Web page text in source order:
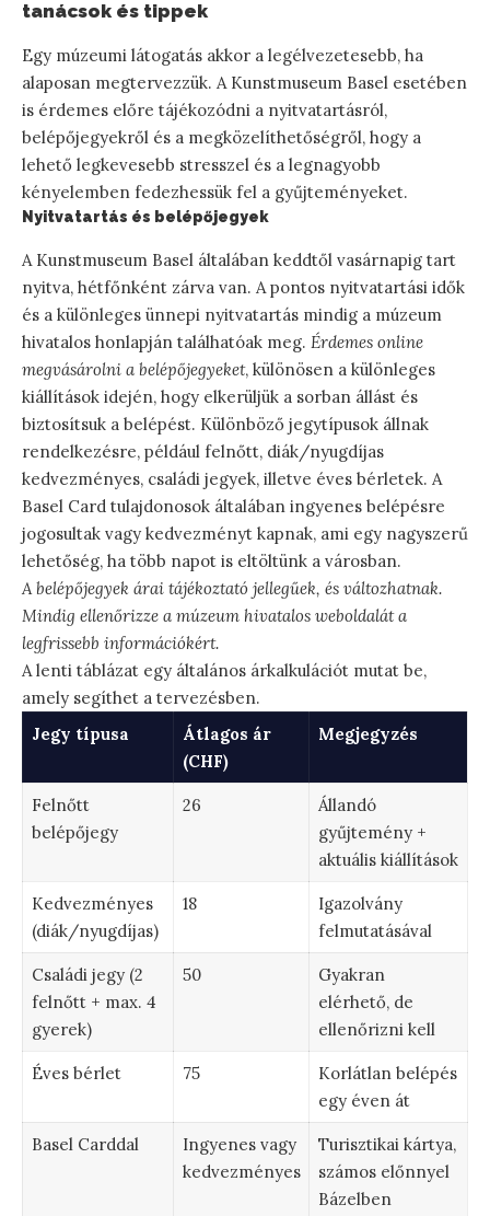
tanácsok és tippek
Egy múzeumi látogatás akkor a legélvezetesebb, ha
alaposan megtervezzük. A Kunstmuseum Basel esetében
is érdemes előre tájékozódni a nyitvatartásról,
belépőjegyekről és a megközelíthetőségről, hogy a
lehető legkevesebb stresszel és a legnagyobb
kényelemben fedezhessük fel a gyűjteményeket.
Nyitvatartás és belépőjegyek
A Kunstmuseum Basel általában keddtől vasárnapig tart
nyitva, hétfőnként zárva van. A pontos nyitvatartási idők
és a különleges ünnepi nyitvatartás mindig a múzeum
hivatalos honlapján találhatóak meg. Érdemes online
megvásárolni a belépőjegyeket, különösen a különleges
kiállítások idején, hogy elkerüljük a sorban állást és
biztosítsuk a belépést. Különböző jegytípusok állnak
rendelkezésre, például felnőtt, diák/nyugdíjas
kedvezményes, családi jegyek, illetve éves bérletek. A
Basel Card tulajdonosok általában ingyenes belépésre
jogosultak vagy kedvezményt kapnak, ami egy nagyszerű
lehetőség, ha több napot is eltöltünk a városban.
A belépőjegyek árai tájékoztató jellegűek, és változhatnak.
Mindig ellenőrizze a múzeum hivatalos weboldalát a
legfrissebb információkért.
A lenti táblázat egy általános árkalkulációt mutat be,
amely segíthet a tervezésben.
Jegy típusa
Átlagos ár
(CHF)
Megjegyzés
Felnőtt
belépőjegy
26
Állandó
gyűjtemény +
aktuális kiállítások
Kedvezményes
(diák/nyugdíjas)
18
Igazolvány
felmutatásával
Családi jegy (2
felnőtt + max. 4
gyerek)
50
Gyakran
elérhető, de
ellenőrizni kell
Éves bérlet 75
Korlátlan belépés
egy éven át
Basel Carddal
Ingyenes vagy
kedvezményes
Turisztikai kártya,
számos előnnyel
Bázelben